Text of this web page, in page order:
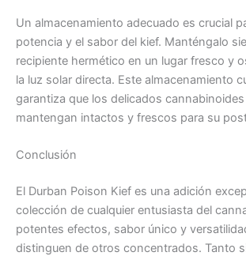
Un almacenamiento adecuado es crucial
potencia y el sabor del kief. Manténgalo
recipiente hermético en un lugar fresco y
la luz solar directa. Este almacenamiento
garantiza que los delicados
mantengan intactos y frescos para su
Conclusión
El Durban Poison Kief es una adición
colección de cualquier entusiasta del
potentes efectos, sabor único y
distinguen de otros concentrados. Tanto